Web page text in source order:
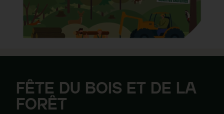
FÊTE DU BOIS ET DE LA
FORÊT